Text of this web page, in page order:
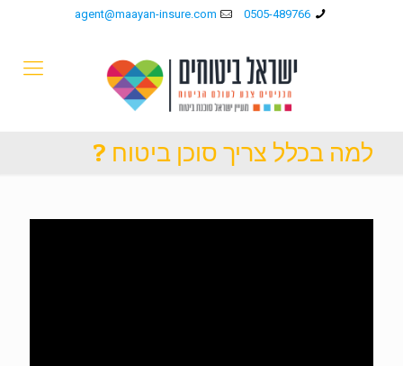
0505-489766
agent@maayan-insure.com
למה בכלל צריך סוכן ביטוח ?